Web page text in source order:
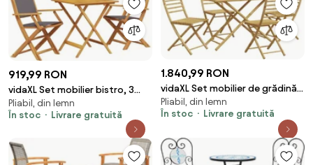
919,99 RON
vidaXL Set mobilier bistro, 3
piese, textil antracit/lemn
masiv
Pliabil, din lemn
În stoc
Livrare gratuită
1.840,99 RON
vidaXL Set mobilier de grădină,
5 piese, bambus
Pliabil, din lemn
În stoc
Livrare gratuită